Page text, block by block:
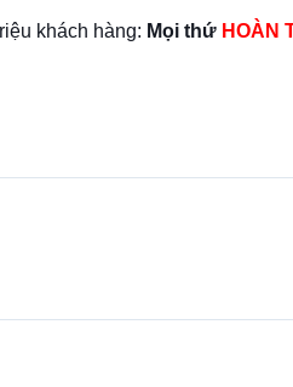
khách hàng: Mọi thứ HOÀN